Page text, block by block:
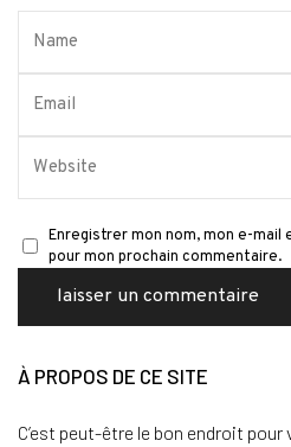
Enregistrer mon nom, mon e-
pour mon prochain commentaire.
À PROPOS DE CE SITE
C’est peut-être le bon endroit